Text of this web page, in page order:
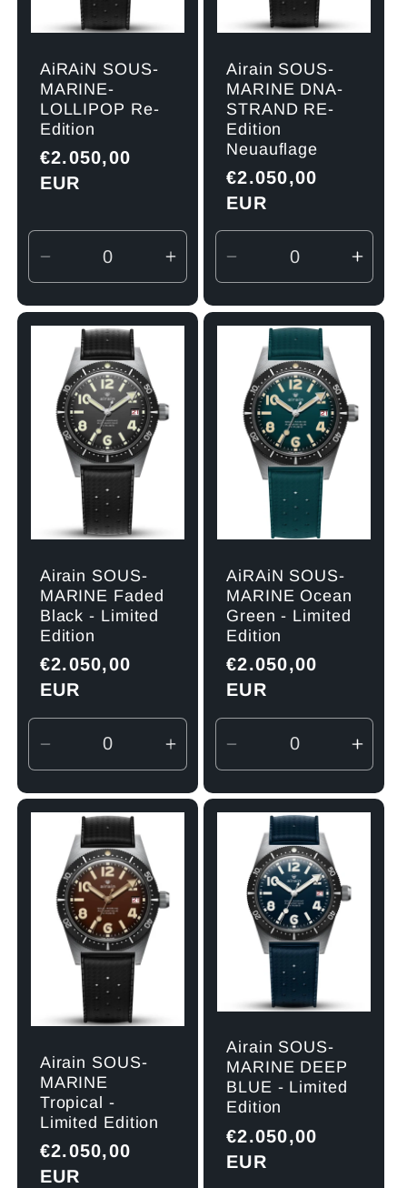
AiRAiN SOUS-
MARINE-
LOLLIPOP Re-
Edition
Normaler
Preis
€2.050,00
EUR
Verringere
die
Menge
Default
Title
Erhöhe
die
Menge
Airain SOUS-
MARINE DNA-
STRAND RE-
Edition
Neuauflage
Normaler
Preis
€2.050,00
EUR
Verringere
die
Menge
Default
Title
die
Airain SOUS-
MARINE Faded
Black - Limited
Edition
Normaler
Preis
€2.050,00
EUR
Verringere
die
Menge
Default
Title
Erhöhe
die
Menge
AiRAiN SOUS-
MARINE Ocean
Green - Limited
Edition
Normaler
Preis
€2.050,00
EUR
Verringere
die
Menge
Default
Title
die
Airain SOUS-
MARINE
Tropical -
Limited Edition
Normaler
Preis
€2.050,00
EUR
Airain SOUS-
MARINE DEEP
BLUE - Limited
Edition
Normaler
Preis
€2.050,00
EUR